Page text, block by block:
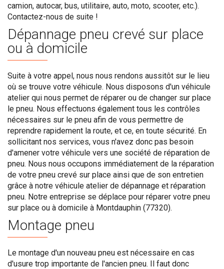
camion, autocar, bus, utilitaire, auto, moto, scooter, etc.).
Contactez-nous de suite !
Dépannage pneu crevé sur place
ou à domicile
Suite à votre appel, nous nous rendons aussitôt sur le lieu
où se trouve votre véhicule. Nous disposons d'un véhicule
atelier qui nous permet de réparer ou de changer sur place
le pneu. Nous effectuons également tous les contrôles
nécessaires sur le pneu afin de vous permettre de
reprendre rapidement la route, et ce, en toute sécurité. En
sollicitant nos services, vous n'avez donc pas besoin
d'amener votre véhicule vers une société de réparation de
pneu. Nous nous occupons immédiatement de la réparation
de votre pneu crevé sur place ainsi que de son entretien
grâce à notre véhicule atelier de dépannage et réparation
pneu. Notre entreprise se déplace pour réparer votre pneu
sur place ou à domicile à Montdauphin (77320).
Montage pneu
Le montage d'un nouveau pneu est nécessaire en cas
d'usure trop importante de l'ancien pneu. Il faut donc